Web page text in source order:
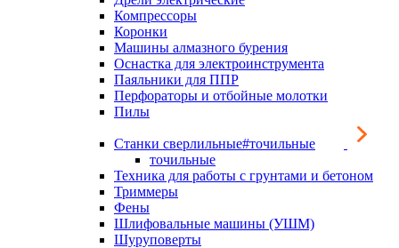
Компрессоры
Коронки
Машины алмазного бурения
Оснастка для электроинструмента
Паяльники для ППР
Перфораторы и отбойные молотки
Пилы
Станки сверлильные#точильные
точильные
Техника для работы с грунтами и бетоном
Триммеры
Фены
Шлифовальные машины (УШМ)
Шуруповерты